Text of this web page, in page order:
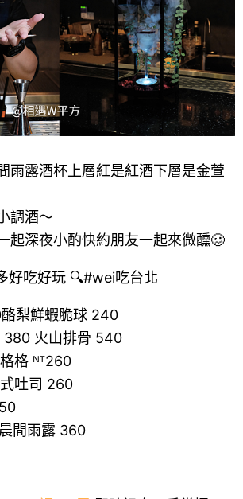
雨露酒杯上層紅是紅酒下層是金萱
調酒～
起深夜小酌快約朋友一起來微醺🥴
好吃好玩 🔍#wei吃台北
梨鮮蝦脆球 240
火山排骨 540
格 ᴺᵀ260
吐司 260
間雨露 360